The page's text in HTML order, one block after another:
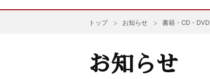
トップ お知らせ 書籍・CD・DVD
お知らせ